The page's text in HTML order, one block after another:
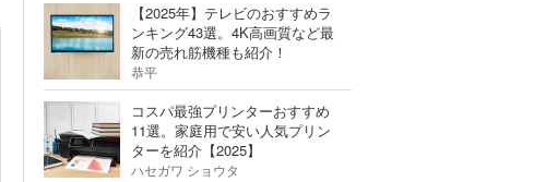
【2025年】テレビのおすすめラ
ンキング43選。4K高画質など最
新の売れ筋機種も紹介！
恭平
コスパ最強プリンターおすすめ
11選。家庭用で安い人気プリン
ターを紹介【2025】
ハセガワ ショウタ